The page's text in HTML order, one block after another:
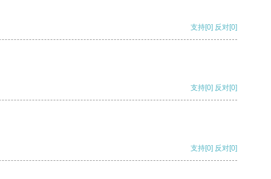
支持[0] 反对[0]
支持[0] 反对[0]
支持[0] 反对[0]